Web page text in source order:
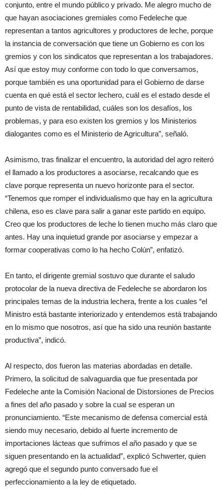
conjunto, entre el mundo público y privado. Me alegro mucho de
que hayan asociaciones gremiales como Fedeleche que
representan a tantos agricultores y productores de leche, porque
la instancia de conversación que tiene un Gobierno es con los
gremios y con los sindicatos que representan a los trabajadores.
Así que estoy muy conforme con todo lo que conversamos,
porque también es una oportunidad para el Gobierno de darse
cuenta en qué está el sector lechero, cuál es el estado desde el
punto de vista de rentabilidad, cuáles son los desafíos, los
problemas, y para eso existen los gremios y los Ministerios
dialogantes como es el Ministerio de Agricultura”, señaló.
Asimismo, tras finalizar el encuentro, la autoridad del agro reiteró
el llamado a los productores a asociarse, recalcando que es
clave porque representa un nuevo horizonte para el sector.
“Tenemos que romper el individualismo que hay en la agricultura
chilena, eso es clave para salir a ganar este partido en equipo.
Creo que los productores de leche lo tienen mucho más claro que
antes. Hay una inquietud grande por asociarse y empezar a
formar cooperativas como lo ha hecho Colún”, enfatizó.
En tanto, el dirigente gremial sostuvo que durante el saludo
protocolar de la nueva directiva de Fedeleche se abordaron los
principales temas de la industria lechera, frente a los cuales “el
Ministro está bastante interiorizado y entendemos está trabajando
en lo mismo que nosotros, así que ha sido una reunión bastante
productiva”, indicó.
Al respecto, dos fueron las materias abordadas en detalle.
Primero, la solicitud de salvaguardia que fue presentada por
Fedeleche ante la Comisión Nacional de Distorsiones de Precios
a fines del año pasado y sobre la cual se esperan un
pronunciamiento. “Este mecanismo de defensa comercial está
siendo muy necesario, debido al fuerte incremento de
importaciones lácteas que sufrimos el año pasado y que se
siguen presentando en la actualidad”, explicó Schwerter, quien
agregó que el segundo punto conversado fue el
perfeccionamiento a la ley de etiquetado.